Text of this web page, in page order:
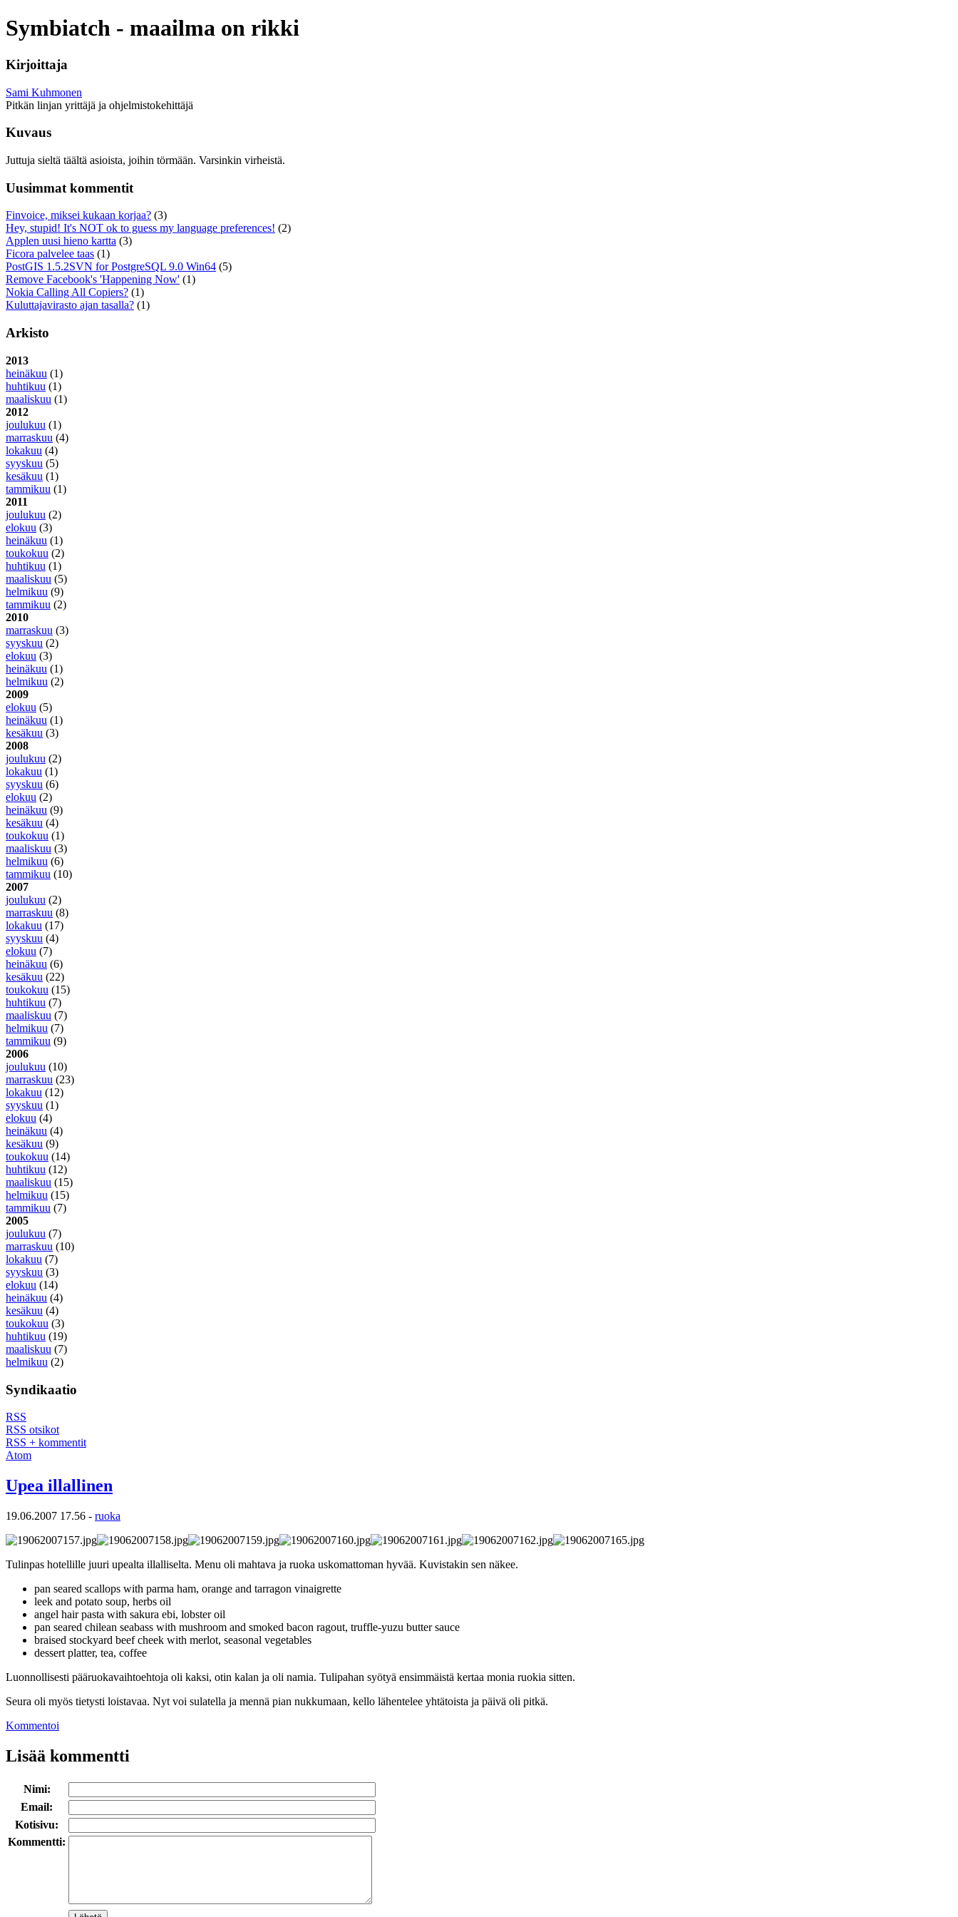
Symbiatch - maailma on rikki
Kirjoittaja
Sami Kuhmonen
Pitkän linjan yrittäjä ja ohjelmistokehittäjä
Kuvaus
Juttuja sieltä täältä asioista, joihin törmään. Varsinkin virheistä.
Uusimmat kommentit
Finvoice, miksei kukaan korjaa? (3)
Hey, stupid! It's NOT ok to guess my language preferences! (2)
Applen uusi hieno kartta (3)
Ficora palvelee taas (1)
PostGIS 1.5.2SVN for PostgreSQL 9.0 Win64 (5)
Remove Facebook's 'Happening Now' (1)
Nokia Calling All Copiers? (1)
Kuluttajavirasto ajan tasalla? (1)
Arkisto
2013
heinäkuu (1)
huhtikuu (1)
maaliskuu (1)
2012
joulukuu (1)
marraskuu (4)
lokakuu (4)
syyskuu (5)
kesäkuu (1)
tammikuu (1)
2011
joulukuu (2)
elokuu (3)
heinäkuu (1)
toukokuu (2)
huhtikuu (1)
maaliskuu (5)
helmikuu (9)
tammikuu (2)
2010
marraskuu (3)
syyskuu (2)
elokuu (3)
heinäkuu (1)
helmikuu (2)
2009
elokuu (5)
heinäkuu (1)
kesäkuu (3)
2008
joulukuu (2)
lokakuu (1)
syyskuu (6)
elokuu (2)
heinäkuu (9)
kesäkuu (4)
toukokuu (1)
maaliskuu (3)
helmikuu (6)
tammikuu (10)
2007
joulukuu (2)
marraskuu (8)
lokakuu (17)
syyskuu (4)
elokuu (7)
heinäkuu (6)
kesäkuu (22)
toukokuu (15)
huhtikuu (7)
maaliskuu (7)
helmikuu (7)
tammikuu (9)
2006
joulukuu (10)
marraskuu (23)
lokakuu (12)
syyskuu (1)
elokuu (4)
heinäkuu (4)
kesäkuu (9)
toukokuu (14)
huhtikuu (12)
maaliskuu (15)
helmikuu (15)
tammikuu (7)
2005
joulukuu (7)
marraskuu (10)
lokakuu (7)
syyskuu (3)
elokuu (14)
heinäkuu (4)
kesäkuu (4)
toukokuu (3)
huhtikuu (19)
maaliskuu (7)
helmikuu (2)
Syndikaatio
RSS
RSS otsikot
RSS + kommentit
Atom
Upea illallinen
19.06.2007 17.56 - ruoka
Tulinpas hotellille juuri upealta illalliselta. Menu oli mahtava ja ruoka uskomattoman hyvää. Kuvistakin sen näkee.
pan seared scallops with parma ham, orange and tarragon vinaigrette
leek and potato soup, herbs oil
angel hair pasta with sakura ebi, lobster oil
pan seared chilean seabass with mushroom and smoked bacon ragout, truffle-yuzu butter sauce
braised stockyard beef cheek with merlot, seasonal vegetables
dessert platter, tea, coffee
Luonnollisesti pääruokavaihtoehtoja oli kaksi, otin kalan ja oli namia. Tulipahan syötyä ensimmäistä kertaa monia ruokia sitten.
Seura oli myös tietysti loistavaa. Nyt voi sulatella ja mennä pian nukkumaan, kello lähentelee yhtätoista ja päivä oli pitkä.
Kommentoi
Lisää kommentti
Nimi:
Email:
Kotisivu:
Kommentti: